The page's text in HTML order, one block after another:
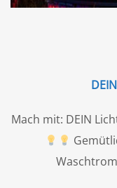
Mach mit: DEIN